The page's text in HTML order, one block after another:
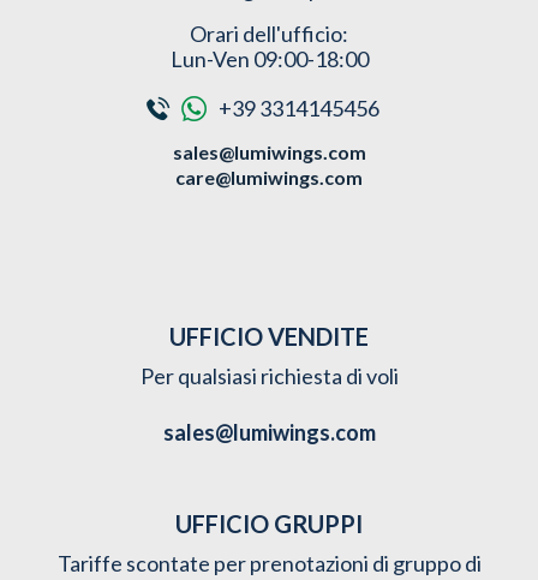
Orari dell'ufficio:
Lun-Ven 09:00-18:00
+39 3314145456
sales@lumiwings.com
care@lumiwings.com
UFFICIO VENDITE
Per qualsiasi richiesta di voli
sales@lumiwings.com
UFFICIO GRUPPI
Tariffe scontate per prenotazioni di gruppo di